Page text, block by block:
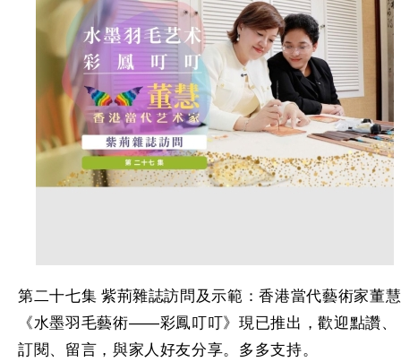
第二十七集 紫荊雜誌訪問及示範：香港當代藝術家董慧
《水墨羽毛藝術——彩鳳叮叮》現已推出，歡迎點讚、
訂閱、留言，與家人好友分享。多多支持。